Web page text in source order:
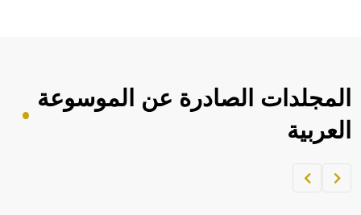
المجلدات الصادرة عن الموسوعة
العربية